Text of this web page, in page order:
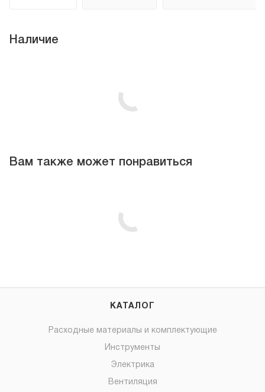
Наличие
Вам также может понравиться
КАТАЛОГ
Расходные материалы и комплектующие
Инструменты
Электрика
Вентиляция